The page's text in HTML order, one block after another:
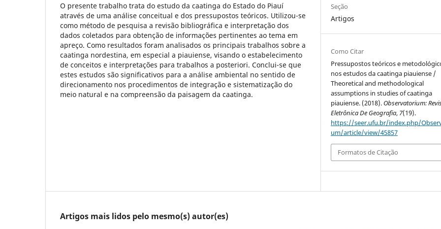
O presente trabalho trata do estudo da caatinga do Estado do Piauí
através de uma análise conceitual e dos pressupostos teóricos. Utilizou-se
como método de pesquisa a revisão bibliográfica e interpretação dos
dados coletados para obtenção de informações pertinentes ao tema em
apreço. Como resultados foram analisados os principais trabalhos sobre a
caatinga nordestina, em especial a piauiense, visando o estabelecimento
de conceitos e interpretações para trabalhos a posteriori. Conclui-se que
estes estudos são significativos para a análise ambiental no sentido de
direcionamento nos procedimentos de integração e sistematização do
meio natural e na compreensão da paisagem da caatinga.
Seção
Artigos
Como Citar
Pressupostos teóricos e
nos estudos da caatinga piauiense /
Theoretical and methodological
assumptions in studies of caatinga
piauiense. (2018). Observatorium:
Eletrônica De Geografia, 7(19).
https://seer.ufu.br/index.php/
um/article/view/45857
Formatos de Citação
Artigos mais lidos pelo mesmo(s) autor(es)